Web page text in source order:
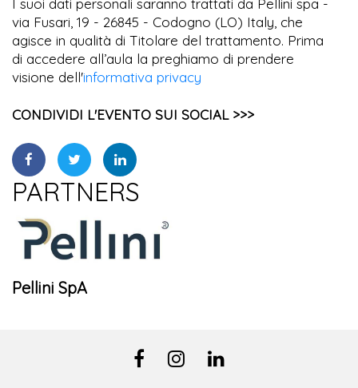
I suoi dati personali saranno trattati da Pellini spa -
via Fusari, 19 - 26845 - Codogno (LO) Italy, che
agisce in qualità di Titolare del trattamento. Prima
di accedere all’aula la preghiamo di prendere
visione dell'informativa privacy
CONDIVIDI L'EVENTO SUI SOCIAL >>>
PARTNERS
Pellini SpA